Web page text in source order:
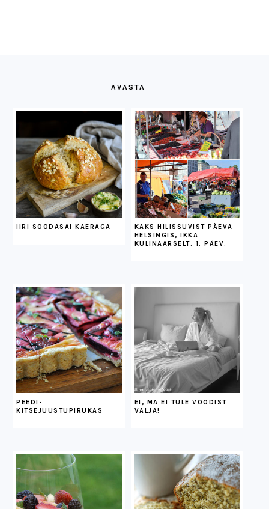
AVASTA
IIRI SOODASAI KAERAGA
KAKS HILISSUVIST PÄEVA
HELSINGIS, IKKA
KULINAARSELT. 1. PÄEV.
PEEDI-
KITSEJUUSTUPIRUKAS
EI, MA EI TULE VOODIST
VÄLJA!